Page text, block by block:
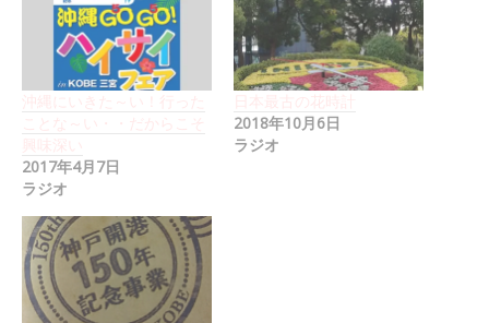
沖縄にいきた～い！行った
ことな～い・・だからこそ
興味深い
2017年4月7日
ラジオ
日本最古の花時計
2018年10月6日
ラジオ